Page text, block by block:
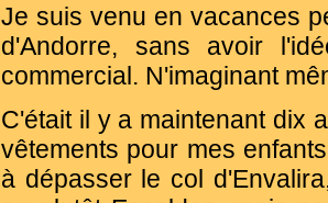
Je suis venu en vacances
d'Andorre, sans avoir
commercial. N'imaginant
C'était il y a maintenant dix
vêtements pour mes
à dépasser le col